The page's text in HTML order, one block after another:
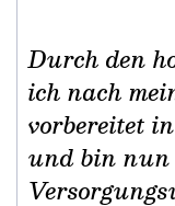
Durch den
ich nach
vorbereitet
und bin nun